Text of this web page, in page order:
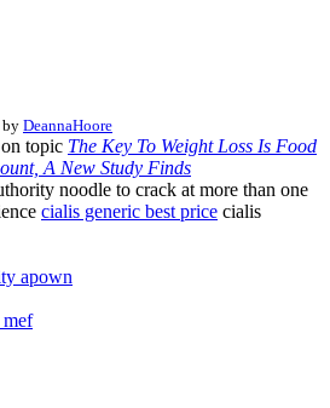
by DeannaHoore
on topic The Key To Weight Loss Is Food
A New Study Finds
noodle to crack at more than one
cialis generic best price cialis
apown